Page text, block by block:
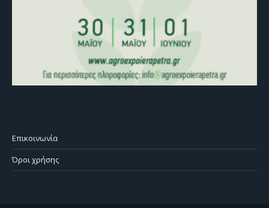
Επικοινωνία
Όροι χρήσης